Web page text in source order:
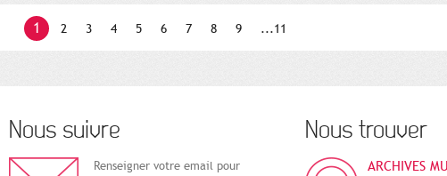
1 2 3 4 5 6 7 8 9 ...11
Nous suivre
Renseigner votre email pour
Nous trouver
ARCHIVES